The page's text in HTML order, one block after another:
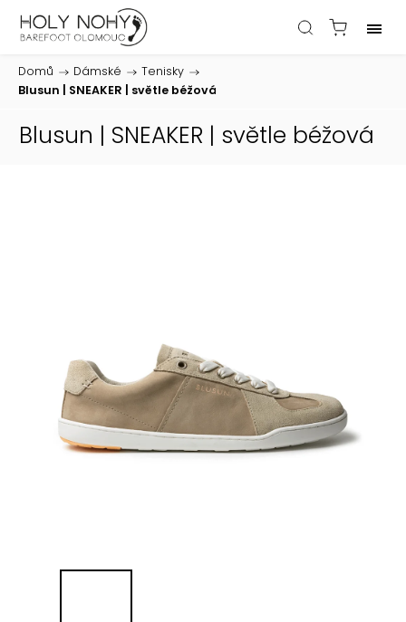
Domů / Dámské / Tenisky /
Blusun | SNEAKER | světle béžová
Blusun | SNEAKER | světle béžová